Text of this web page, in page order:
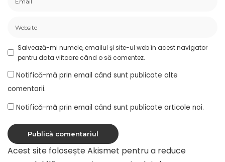
Salvează-mi numele, emailul și site-ul web în acest navigator
pentru data viitoare când o să comentez.
Notifică-mă prin email când sunt publicate alte
comentarii.
Notifică-mă prin email când sunt publicate articole noi.
Acest site folosește Akismet pentru a reduce